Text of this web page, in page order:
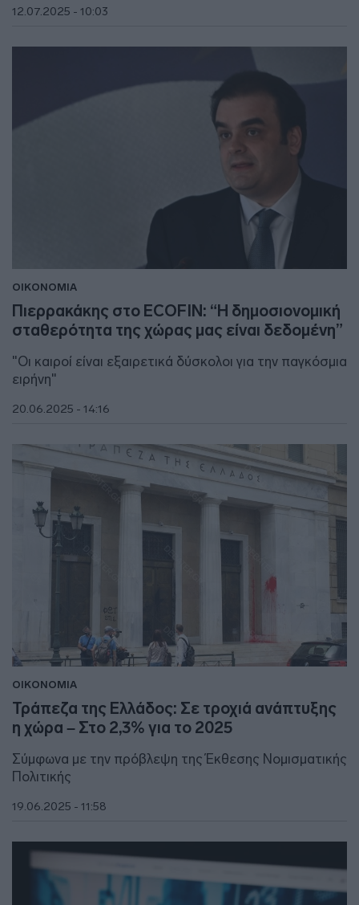
12.07.2025 - 10:03
ΟΙΚΟΝΟΜΙΑ
Πιερρακάκης στο ECOFIN: “Η δημοσιονομική
σταθερότητα της χώρας μας είναι δεδομένη”
"Οι καιροί είναι εξαιρετικά δύσκολοι για την παγκόσμια
ειρήνη"
20.06.2025 - 14:16
ΟΙΚΟΝΟΜΙΑ
Τράπεζα της Ελλάδος: Σε τροχιά ανάπτυξης
η χώρα – Στο 2,3% για το 2025
Σύμφωνα με την πρόβλεψη της Έκθεσης Νομισματικής
Πολιτικής
19.06.2025 - 11:58